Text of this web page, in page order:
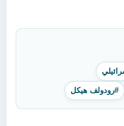
#رودولف هيكل